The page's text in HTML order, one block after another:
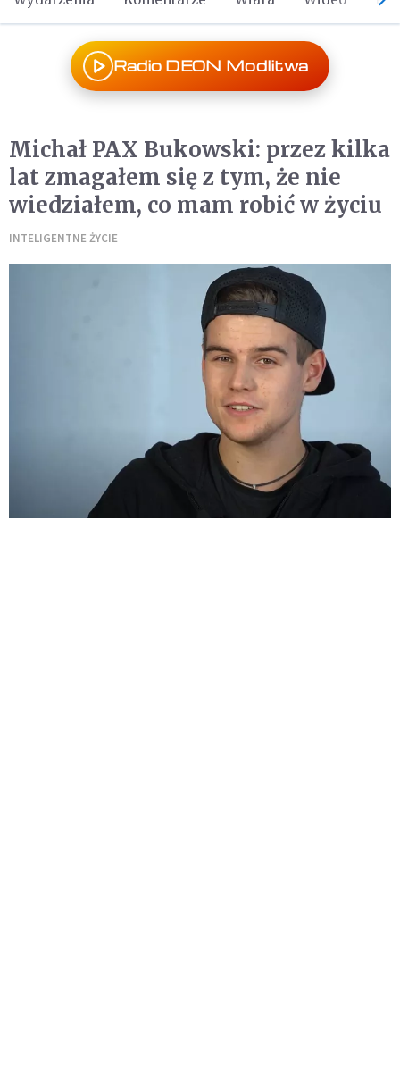
Radio DEON Modlitwa
Michał PAX Bukowski: przez kilka
lat zmagałem się z tym, że nie
wiedziałem, co mam robić w życiu
INTELIGENTNE ŻYCIE